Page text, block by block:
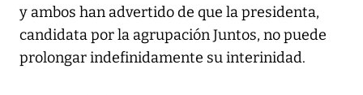
y ambos han advertido de que la presidenta,
candidata por la agrupación Juntos, no puede
prolongar indefinidamente su interinidad.